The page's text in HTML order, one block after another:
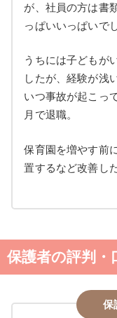
が、社員の方は書
っぱいいっぱいで
うちには子どもが
したが、経験が浅
いつ事故が起こっ
月で退職。
保育園を増やす前
置するなど改善し
保護者の評判・
保